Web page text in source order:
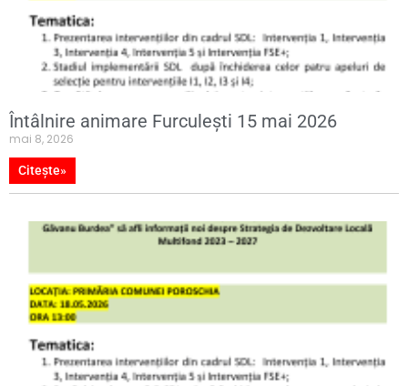
Întâlnire animare Furculești 15 mai 2026
mai 8, 2026
Citește»